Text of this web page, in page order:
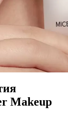
Makeup